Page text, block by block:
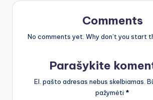
Comments
No comments yet. Why don’t you start
Parašykite
El. pašto adresas nebus skelbiamas.
pažymėti *